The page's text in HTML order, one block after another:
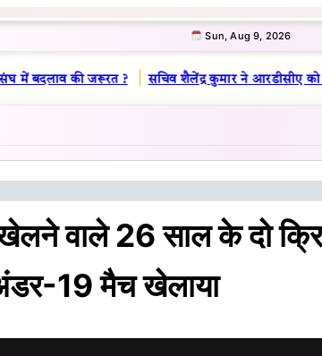
Sun, Aug 9, 2026
में बदलाव की जरूरत ? | सचिव शैलेंद्र कुमार ने आरडीसीए को
वाले 26 साल के दो
19 मैच खेलाया